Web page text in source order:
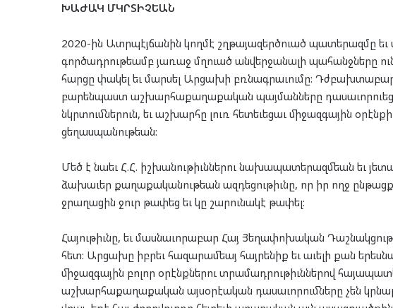
ԽԱԺԱԿ ՄԿՐՏԻՉԵԱՆ
2020-ին Ատրպէյճանին կողմէ շղթայազերծուած պատերազմը եւ
գործադրութեամբ յառաջ մղուած անվերջանալի պահանջները
հարցը փակել եւ մարսել Արցախի բռնագրաւումը:
բարենպաստ աշխարհաքաղաքական պայմանները
նկրտումներուն, եւ աշխարհը լուռ հետեւեցաւ միջազգային
ցեղասպանութեան:
Մեծ է նաեւ Հ.Հ. իշխանութիւններու նախապատերազմեան եւ
ձախաւեր քաղաքականութեան ազդեցութիւնը, որ իր ողջ
ջրաղացին ջուր թափեց եւ կը շարունակէ թափել:
Հայութիւնը, եւ մասնաւորաբար Հայ Յեղափոխական
հետ: Արցախը իբրեւ հազարամեայ հայրենիք եւ աւելի քան
միջազգային բոլոր օրէնքներու տրամադրութիւններով
աշխարհաքաղաքական այսօրէական դասաւորումները չեն